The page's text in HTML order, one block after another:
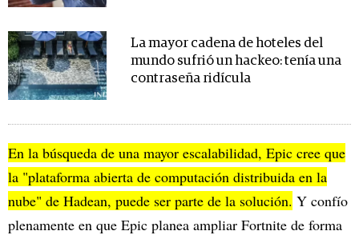
La mayor cadena de hoteles del
mundo sufrió un hackeo: tenía una
contraseña ridícula
En la búsqueda de una mayor escalabilidad, Epic cree que
la "plataforma abierta de computación distribuida en la
nube" de Hadean, puede ser parte de la solución. Y confío
plenamente en que Epic planea ampliar Fortnite de forma